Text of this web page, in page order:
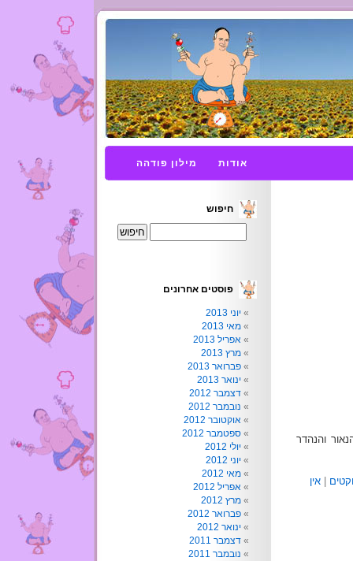
אודות מילון פודהה
והנהדר
אין
חיפוש
פוסטים אחרונים
יוני 2013
מאי 2013
אפריל 2013
מרץ 2013
פברואר 2013
ינואר 2013
דצמבר 2012
נובמבר 2012
אוקטובר 2012
ספטמבר 2012
יולי 2012
יוני 2012
מאי 2012
אפריל 2012
מרץ 2012
פברואר 2012
ינואר 2012
דצמבר 2011
נובמבר 2011